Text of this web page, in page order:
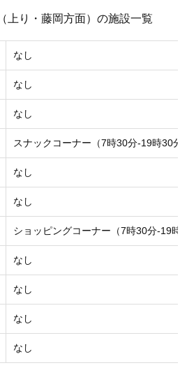
上り・藤岡方面）の施設一覧
なし
なし
なし
スナックコーナー（7時30分-19時30分
なし
なし
ショッピングコーナー（7時30分-19時
なし
なし
なし
なし